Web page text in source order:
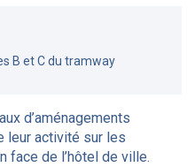
B et C du tramway
d’aménagements
leur activité sur les
face de l’hôtel de ville.